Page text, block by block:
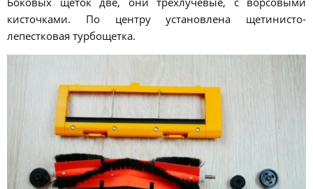
кисточками. По центру установлена щетинисто-
лепестковая турбощетка.